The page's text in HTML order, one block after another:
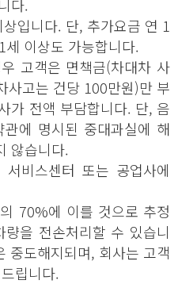
다.
입니다. 단, 추가요금 연 1
이상도 가능합니다.
고객은 면책금(차대차 사
사고는 건당 100만원)만 부
가 전액 부담합니다. 단, 음
에 명시된 중대과실에 해
않습니다.
비스센터 또는 공업사에
70%에 이를 것으로 추정
을 전손처리할 수 있습니
중도해지되며, 회사는 고객
립니다.